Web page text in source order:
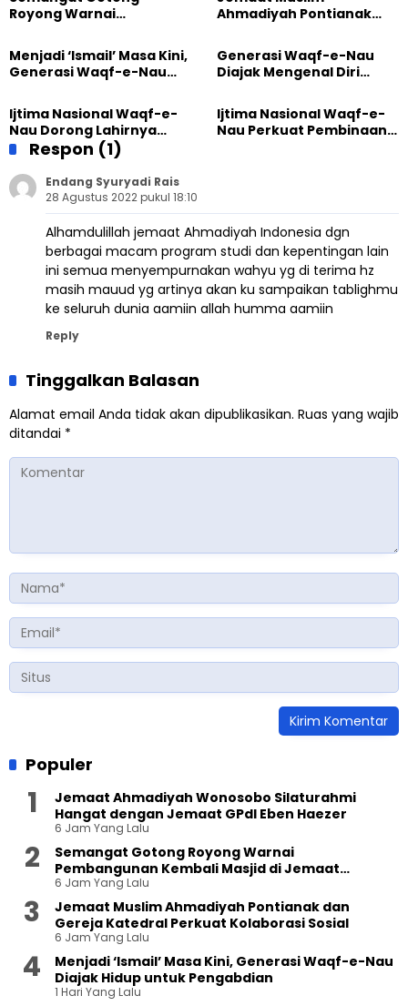
Royong Warnai
Masjid di Jemaat
Ahmadiyah Sukapura
Ahmadiyah Pontianak
Perkuat Kolaborasi Sosial
Menjadi ‘Ismail’ Masa Kini,
Generasi Waqf-e-Nau
Pengabdian
Generasi Waqf-e-Nau
Diajak Mengenal Diri
Dunia
Ijtima Nasional Waqf-e-
Nau Dorong Lahirnya
Generasi Pengkhidmat
yang Militan
Ijtima Nasional Waqf-e-
Nau Perkuat Pembinaan
Respon (1)
Endang Syuryadi Rais
28 Agustus 2022 pukul 18:10
Alhamdulillah jemaat Ahmadiyah Indonesia dgn
berbagai macam program studi dan kepentingan lain
ini semua menyempurnakan wahyu yg di terima hz
masih mauud yg artinya akan ku sampaikan tablighmu
ke seluruh dunia aamiin allah humma aamiin
Reply
Tinggalkan Balasan
Alamat email Anda tidak akan dipublikasikan. Ruas yang wajib
ditandai *
Populer
Jemaat Ahmadiyah Wonosobo Silaturahmi
Hangat dengan Jemaat GPdI Eben Haezer
6 Jam Yang Lalu
Semangat Gotong Royong Warnai
Pembangunan Kembali Masjid di Jemaat
Ahmadiyah Sukapura
6 Jam Yang Lalu
Jemaat Muslim Ahmadiyah Pontianak dan
Gereja Katedral Perkuat Kolaborasi Sosial
6 Jam Yang Lalu
Menjadi ‘Ismail’ Masa Kini, Generasi Waqf-e-Nau
Diajak Hidup untuk Pengabdian
1 Hari Yang Lalu